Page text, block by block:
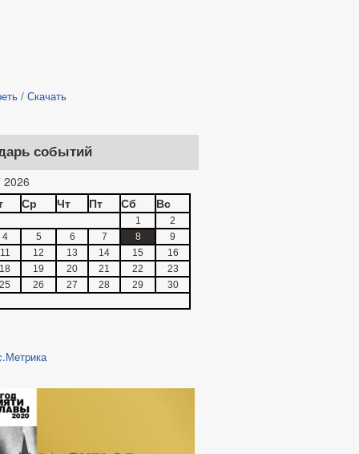
/ Скачать
событий
Ср Чт Пт Сб Вс
1
2
4
5 6 7 8
9
11
12 13 14 15
16
18
19 20 21 22
23
25
26 27 28 29 30